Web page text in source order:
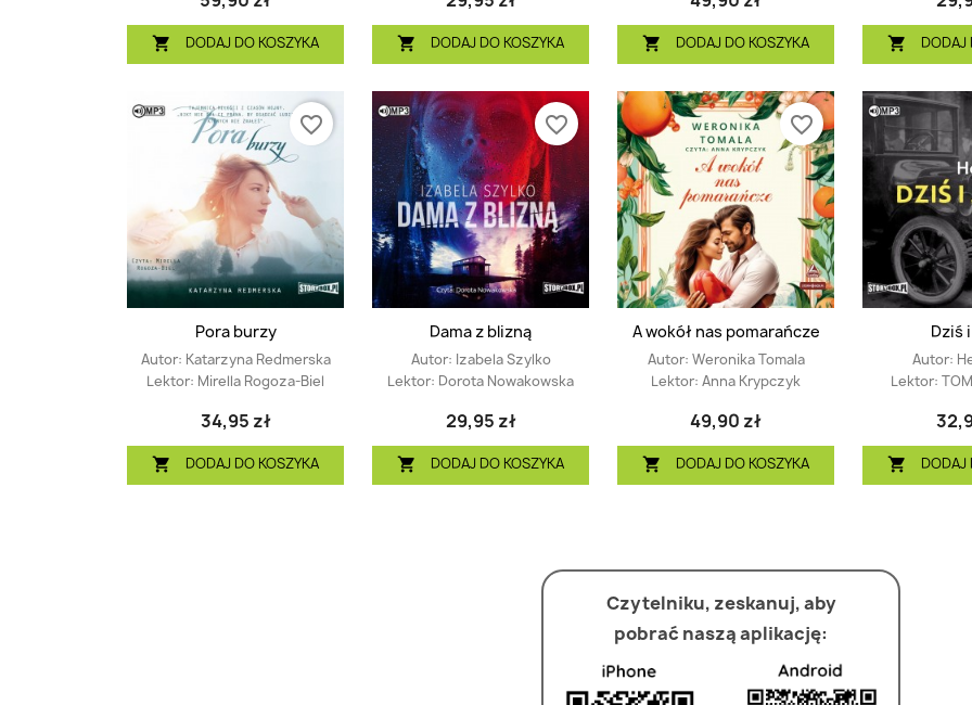
 DODAJ DO KOSZYKA  DODAJ DO KOSZYKA  DODAJ DO KOSZYKA  DODAJ
Pora burzy
Autor: Katarzyna Redmerska
Lektor: Mirella Rogoza-Biel
34,95 zł
 DODAJ DO KOSZYKA
favorite_border
Dama z blizną
Autor: Izabela Szylko
Lektor: Dorota Nowakowska
29,95 zł
 DODAJ DO KOSZYKA
favorite_border
A wokół nas pomarańcze
Autor: Weronika Tomala
Lektor: Anna Krypczyk
49,90 zł
 DODAJ DO KOSZYKA
favorite_border
Dziś
Autor:
Lektor:
 DODAJ
Czytelniku, zeskanuj, aby
pobrać naszą aplikację: